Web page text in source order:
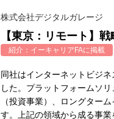
株式会社デジタルガレージ
【東京：リモート】
紹介： イーキャリアFAに掲載
同社はインターネットビジ
した。プラットフォームソ
（投資事業）、ロングター
す。上記の領域から成る事